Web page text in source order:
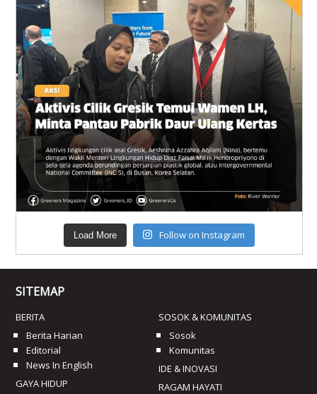
Load More Follow on Instagram
SITEMAP
BERITA
Berita Harian
Editorial
News In English
GAYA HIDUP
SOSOK & KOMUNITAS
Sosok
Komunitas
IDE & INOVASI
RAGAM HAYATI